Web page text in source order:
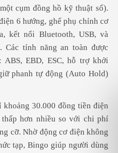
cụm đồng hồ kỹ thuật số).
6 hướng, ghế phụ chỉnh cơ
kết nối Bluetooth, USB, và
Các tính năng an toàn được
EBD, ESC, hỗ trợ khởi
phanh tự động (Auto Hold)
30.000 đồng tiền điện
hơn nhiều so với chi phí
cỡ. Nhờ động cơ điện không
tạp, Bingo giúp người dùng